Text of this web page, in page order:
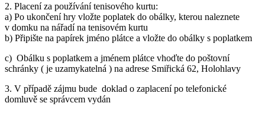
2. Placení za používání tenisového kurtu:
a) Po ukončení hry vložte poplatek do obálky, kterou naleznete
v domku na nářadí na tenisovém kurtu
b) Připište na papírek jméno plátce a vložte do obálky s poplatkem
c) Obálku s poplatkem a jménem plátce vhoďte do poštovní
schránky ( je uzamykatelná ) na adrese Smiřická 62, Holohlavy
3. V případě zájmu bude doklad o zaplacení po telefonické
domluvě se správcem vydán